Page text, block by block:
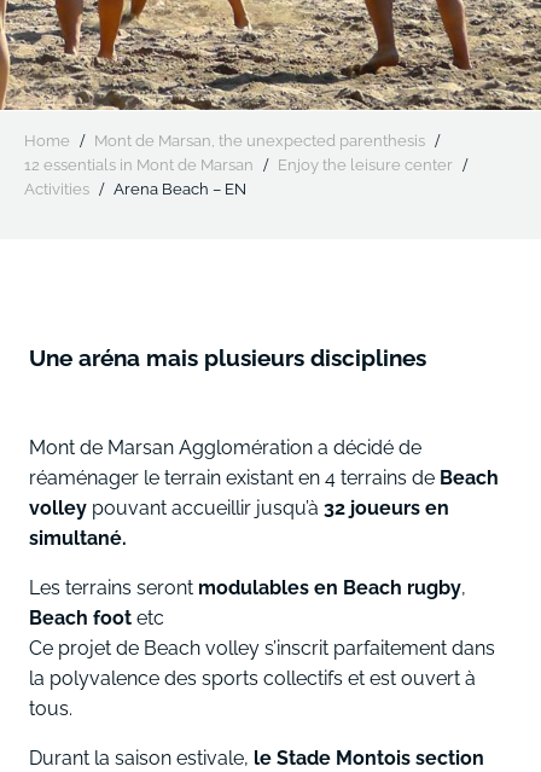
Home
Mont de Marsan, the unexpected parenthesis
12 essentials in Mont de Marsan
Enjoy the leisure center
Activities
Arena Beach – EN
Une aréna mais plusieurs disciplines
Mont de Marsan Agglomération a décidé de
réaménager le terrain existant en 4 terrains de Beach
volley pouvant accueillir jusqu’à 32 joueurs en
simultané.
Les terrains seront modulables en Beach rugby,
Beach foot etc
Ce projet de Beach volley s’inscrit parfaitement dans
la polyvalence des sports collectifs et est ouvert à
tous.
Durant la saison estivale, le Stade Montois section